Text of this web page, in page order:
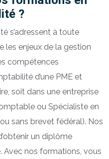
?
s’adressent à toute
les enjeux de la gestion
compétences
d’une PME et
soit dans une entreprise
ou Spécialiste en
sans brevet fédéral). Nos
un diplôme
nos formations, vous